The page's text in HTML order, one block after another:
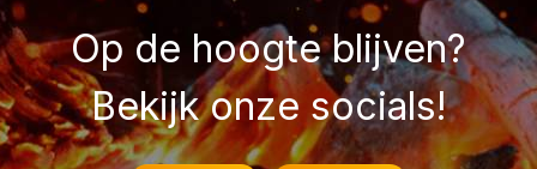
Op de hoogte blijven?
Bekijk onze socials!